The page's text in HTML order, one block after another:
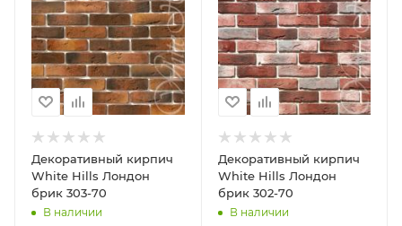
Декоративный кирпич
White Hills Лондон
брик 303-70
В наличии
Декоративный кирпич
White Hills Лондон
брик 302-70
В наличии